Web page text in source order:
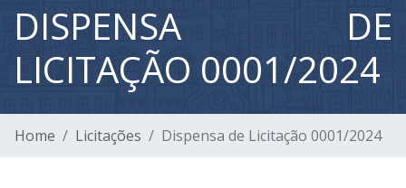
DISPENSA DE
LICITAÇÃO 0001/2024
Home Licitações Dispensa de Licitação 0001/2024